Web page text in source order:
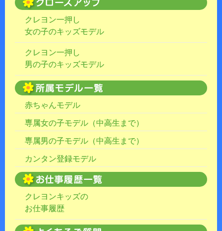
クレヨン一押し
女の子のキッズモデル
クレヨン一押し
男の子のキッズモデル
赤ちゃんモデル
専属女の子モデル（中高生まで）
専属男の子モデル（中高生まで）
カンタン登録モデル
クレヨンキッズの
お仕事履歴